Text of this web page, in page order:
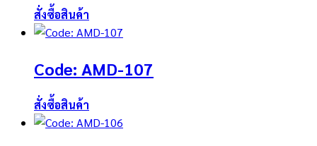
สั่งซื้อสินค้า
Code: AMD-107
สั่งซื้อสินค้า